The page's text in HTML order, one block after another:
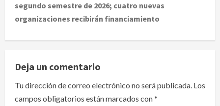
n
i
g
segundo semestre de 2026; cuatro nuevas
organizaciones recibirán financiamiento
Deja un comentario
Tu dirección de correo electrónico no será publicada. Los
campos obligatorios están marcados con*